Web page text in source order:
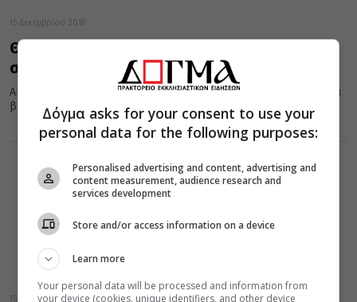
15 Δεκεμβρίου 2018
Θρησκευτικά και άλλα έθιμα για το
σαραντισμό και τη λεχώνα
Ακόμα και σήμερα λένε ότι η λεχώνα πρέπει να σαραντίσει για να
βγει από το σπίτι. Γιατί άραγε; Και...
15 Δεκεμβρίου 2017
Δόγμα asks for your consent to use your
personal data for the following purposes:
Personalised advertising and content, advertising and
content measurement, audience research and
services development
Store and/or access information on a device
Learn more
Your personal data will be processed and information from
your device (cookies, unique identifiers, and other device